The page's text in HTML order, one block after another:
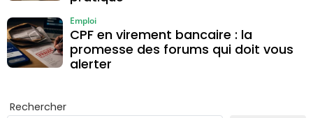
CPF en virement bancaire : la
promesse des forums qui doit vous
alerter
Emploi
Rechercher